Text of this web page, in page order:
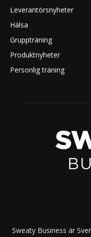
Leverantörsnyheter
Hälsa
Gruppträning
Produktnyheter
Personlig träning
Sweaty Business är